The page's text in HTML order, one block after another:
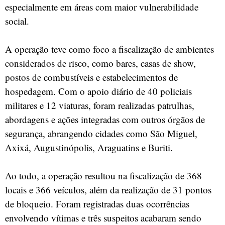
especialmente em áreas com maior vulnerabilidade
social.
A operação teve como foco a fiscalização de ambientes
considerados de risco, como bares, casas de show,
postos de combustíveis e estabelecimentos de
hospedagem. Com o apoio diário de 40 policiais
militares e 12 viaturas, foram realizadas patrulhas,
abordagens e ações integradas com outros órgãos de
segurança, abrangendo cidades como São Miguel,
Axixá, Augustinópolis, Araguatins e Buriti.
Ao todo, a operação resultou na fiscalização de 368
locais e 366 veículos, além da realização de 31 pontos
de bloqueio. Foram registradas duas ocorrências
envolvendo vítimas e três suspeitos acabaram sendo